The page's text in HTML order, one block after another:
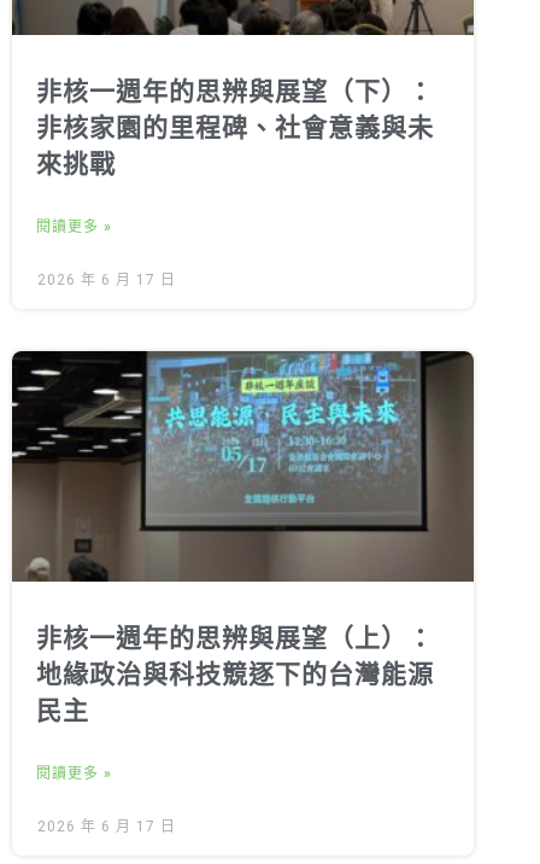
非核一週年的思辨與展望（下）：
非核家園的里程碑、社會意義與未
來挑戰
閱讀更多 »
2026 年 6 月 17 日
非核一週年的思辨與展望（上）：
地緣政治與科技競逐下的台灣能源
民主
閱讀更多 »
2026 年 6 月 17 日